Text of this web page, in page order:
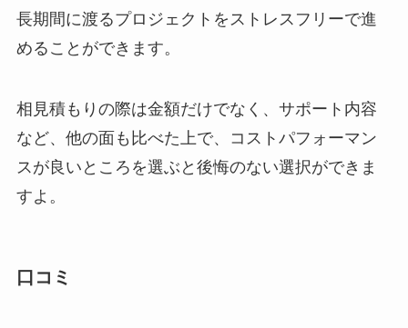
長期間に渡るプロジェクトをストレスフリーで進
めることができます。
相見積もりの際は金額だけでなく、サポート内容
など、他の面も比べた上で、コストパフォーマン
スが良いところを選ぶと後悔のない選択ができま
すよ。
口コミ